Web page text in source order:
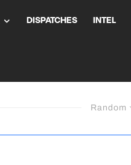
DISPATCHES INTEL
Random